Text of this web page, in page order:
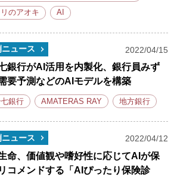
のアオキ AI
ュース 2022/04/15
銀行がAI活用を内製化、銀行員みず
要予測などのAIモデルを構築
銀行 AMATERAS RAY 地方銀行
ュース 2022/04/12
命、価値観や嗜好性に応じてAIが保
コメンドする「AIぴったり保険診